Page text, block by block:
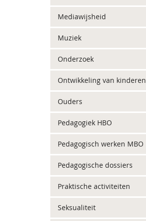
Mediawijsheid
Muziek
Onderzoek
Ontwikkeling van kinderen
Ouders
Pedagogiek HBO
Pedagogisch werken MBO
Pedagogische dossiers
Praktische activiteiten
Seksualiteit